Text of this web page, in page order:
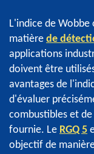
L'indice de
matière de
applications
doivent être
avantages de
d'évaluer
combustibles et
fournie. Le RGQ 5
objectif de